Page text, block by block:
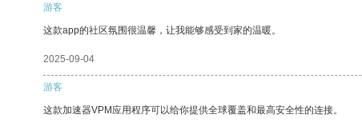
游客
这款app的社区氛围很温馨，让我能够感受到家的温暖。
2025-09-04
游客
这款加速器VPM应用程序可以给你提供全球覆盖和最高安全性的连接。